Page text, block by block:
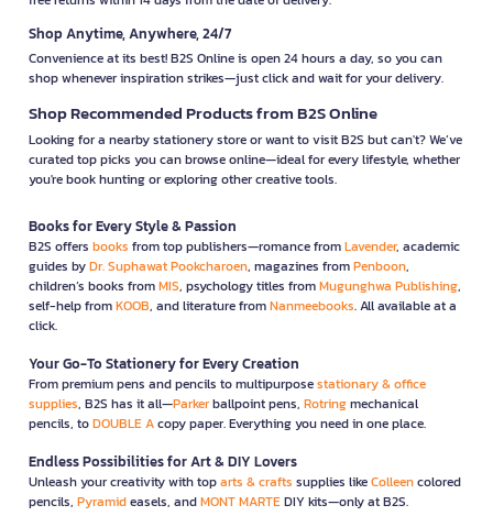
Shop Anytime, Anywhere, 24/7
Convenience at its best! B2S Online is open 24 hours a day, so you can
shop whenever inspiration strikes—just click and wait for your delivery.
Shop Recommended Products from B2S Online
Looking for a nearby stationery store or want to visit B2S but can't? We’ve
curated top picks you can browse online—ideal for every lifestyle, whether
you're book hunting or exploring other creative tools.
Books for Every Style & Passion
B2S offers books from top publishers—romance fromLavender, academic
guides byDr. Suphawat Pookcharoen, magazines fromPenboon,
children’s books fromMIS, psychology titles fromMugunghwa Publishing,
self-help fromKOOB, and literature fromNanmeebooks. All available at a
click.
Your Go-To Stationery for Every Creation
From premium pens and pencils to multipurposestationary & office
supplies, B2S has it all—Parkerballpoint pens, Rotringmechanical
pencils, toDOUBLE Acopy paper. Everything you need in one place.
Endless Possibilities for Art & DIY Lovers
Unleash your creativity with toparts & crafts supplies likeColleencolored
pencils, Pyramideasels, andMONT MARTEDIY kits—only at B2S.